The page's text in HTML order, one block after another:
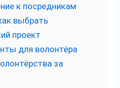
к посредникам
выбрать
проект
для волонтёра
за